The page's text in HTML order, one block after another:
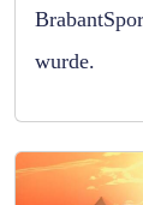
wurde.